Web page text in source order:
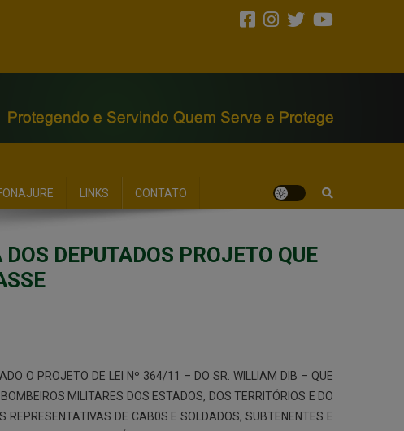
LINKS CONTATO
DEPUTADOS PROJETO QUE
O PROJETO DE LEI Nº 364/11 – DO SR. WILLIAM DIB – QUE
MILITARES DOS ESTADOS, DOS TERRITÓRIOS E DO
REPRESENTATIVAS DE CAB0S E SOLDADOS, SUBTENENTES E